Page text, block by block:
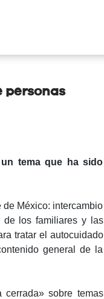
personas
tema que ha sido
México: intercambio
de los familiares y las
tratar el autocuidado
general de la
sobre temas